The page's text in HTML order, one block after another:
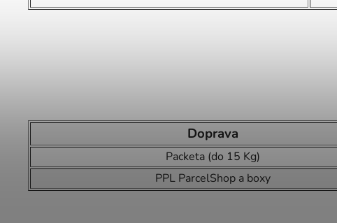
Doprava
Packeta (do 15 Kg)
PPL ParcelShop a boxy